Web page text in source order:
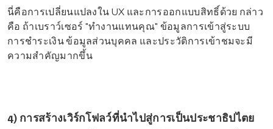
นี่คือการเปลี่ยนแปลงใน UX และการออกแบบสิทธิ์ด้วย กล่าว
คือ ถ้าเบราว์เซอร์ "ทำงานแทนคุณ" ข้อมูลการเข้าสู่ระบบ
การชำระเงิน ข้อมูลส่วนบุคคล และประวัติการเข้าชมจะมี
ความสำคัญมากขึ้น
4) การสร้างเวิร์กโฟลว์ที่นำไปสู่การเป็นประชาธิปไตย